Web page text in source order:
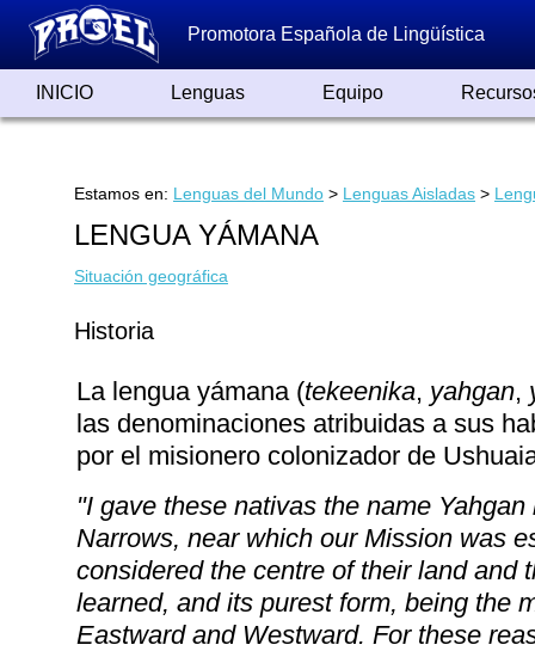
Promotora Española de Lingüística
INICIO Lenguas Equipo
Estamos en: Lenguas del Mundo > Lenguas Aisladas >
LENGUA YÁMANA
Situación geográfica
Historia
La lengua yámana (tekeenika, yahgan,
las denominaciones atribuidas a sus
por el misionero colonizador de
"I gave these nativas the name
Narrows, near which our Mission was
considered the centre of their land and
learned, and its purest form, being the
Eastward and Westward. For these